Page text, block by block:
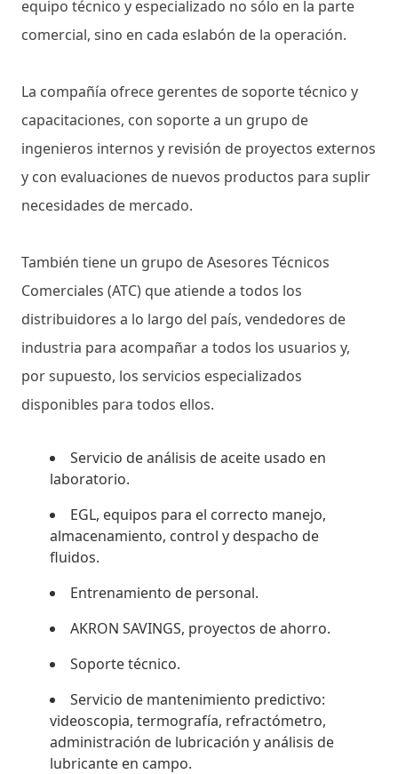
equipo técnico y especializado no sólo en la parte
comercial, sino en cada eslabón de la operación.
La compañía ofrece gerentes de soporte técnico y
capacitaciones, con soporte a un grupo de
ingenieros internos y revisión de proyectos externos
y con evaluaciones de nuevos productos para suplir
necesidades de mercado.
También tiene un grupo de Asesores Técnicos
Comerciales (ATC) que atiende a todos los
distribuidores a lo largo del país, vendedores de
industria para acompañar a todos los usuarios y,
por supuesto, los servicios especializados
disponibles para todos ellos.
Servicio de análisis de aceite usado en
laboratorio.
EGL, equipos para el correcto manejo,
almacenamiento, control y despacho de
fluidos.
Entrenamiento de personal.
AKRON SAVINGS, proyectos de ahorro.
Soporte técnico.
Servicio de mantenimiento predictivo:
videoscopia, termografía, refractómetro,
administración de lubricación y análisis de
lubricante en campo.